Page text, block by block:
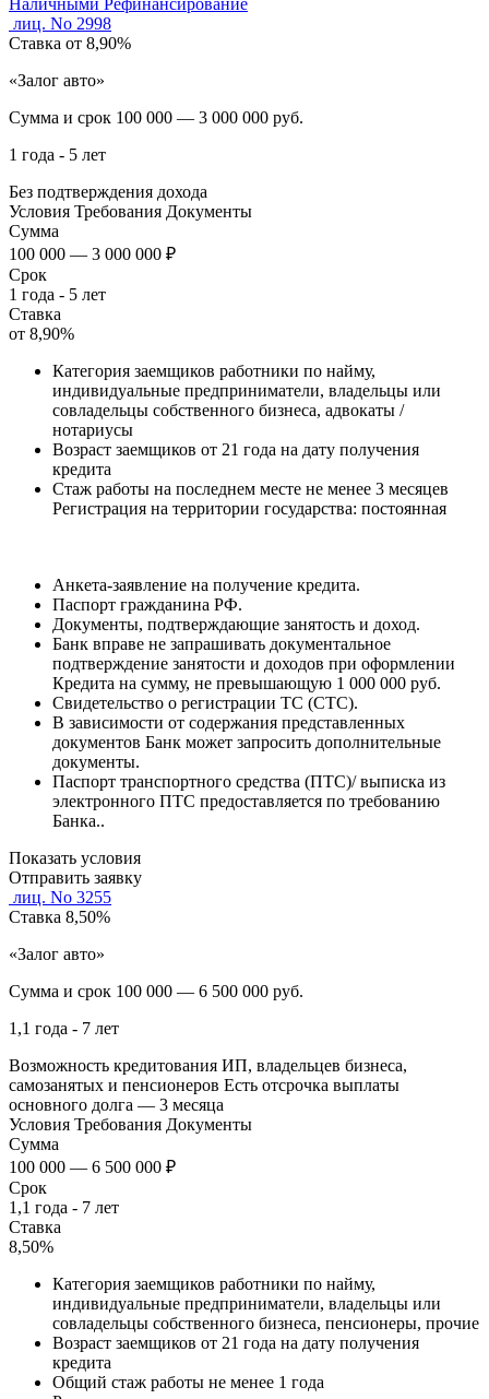
лиц. No 2998
Ставка от 8,90%
«Залог авто»
Сумма и срок 100 000 — 3 000 000 руб.
1 года - 5 лет
Без подтверждения дохода
Условия Требования Документы
Сумма
100 000 — 3 000 000 ₽
Срок
1 года - 5 лет
Ставка
от 8,90%
Категория заемщиков работники по найму,
индивидуальные предприниматели, владельцы или
совладельцы собственного бизнеса, адвокаты /
нотариусы
Возраст заемщиков от 21 года на дату получения
кредита
Стаж работы на последнем месте не менее 3 месяцев
Регистрация на территории государства: постоянная
Анкета-заявление на получение кредита.
Паспорт гражданина РФ.
Документы, подтверждающие занятость и доход.
Банк вправе не запрашивать документальное
подтверждение занятости и доходов при оформлении
Кредита на сумму, не превышающую 1 000 000 руб.
Свидетельство о регистрации ТС (СТС).
В зависимости от содержания представленных
документов Банк может запросить дополнительные
документы.
Паспорт транспортного средства (ПТС)/ выписка из
электронного ПТС предоставляется по требованию
Банка..
Показать условия
Отправить заявку
лиц. No 3255
Ставка 8,50%
«Залог авто»
Сумма и срок 100 000 — 6 500 000 руб.
1,1 года - 7 лет
Возможность кредитования ИП, владельцев бизнеса,
самозанятых и пенсионеров Есть отсрочка выплаты
основного долга — 3 месяца
Условия Требования Документы
Сумма
100 000 — 6 500 000 ₽
Срок
1,1 года - 7 лет
Ставка
8,50%
Категория заемщиков работники по найму,
индивидуальные предприниматели, владельцы или
совладельцы собственного бизнеса, пенсионеры, прочие
Возраст заемщиков от 21 года на дату получения
кредита
Общий стаж работы не менее 1 года